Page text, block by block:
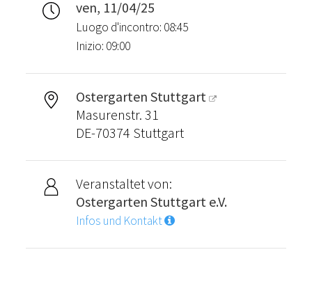
ven, 11/04/25
Luogo d'incontro: 08:45
Inizio: 09:00
Ostergarten Stuttgart
Masurenstr. 31
DE-70374 Stuttgart
Veranstaltet von:
Ostergarten Stuttgart e.V.
Infos und Kontakt